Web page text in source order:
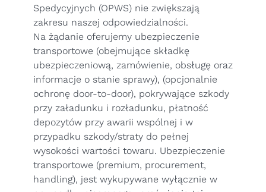
Spedycyjnych (OPWS) nie zwiększają
zakresu naszej odpowiedzialności.
Na żądanie oferujemy ubezpieczenie
transportowe (obejmujące składkę
ubezpieczeniową, zamówienie, obsługę oraz
informacje o stanie sprawy), (opcjonalnie
ochronę door-to-door), pokrywające szkody
przy załadunku i rozładunku, płatność
depozytów przy awarii wspólnej i w
przypadku szkody/straty do pełnej
wysokości wartości towaru. Ubezpieczenie
transportowe (premium, procurement,
handling), jest wykupywane wyłącznie w